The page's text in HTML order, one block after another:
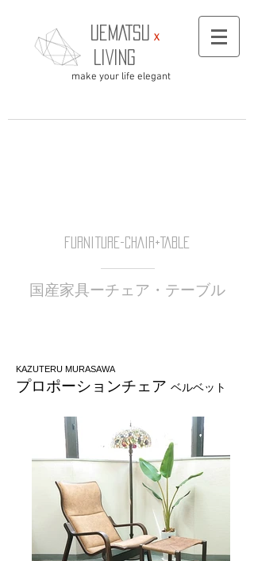
UEMATSU ｘ
LIVING
​make your life elegant
Furniture-CHAIR+TABLE
​国産家具ーチェア・テーブル
KAZUTERU MURASAWA
プロポーションチェア ベルベット